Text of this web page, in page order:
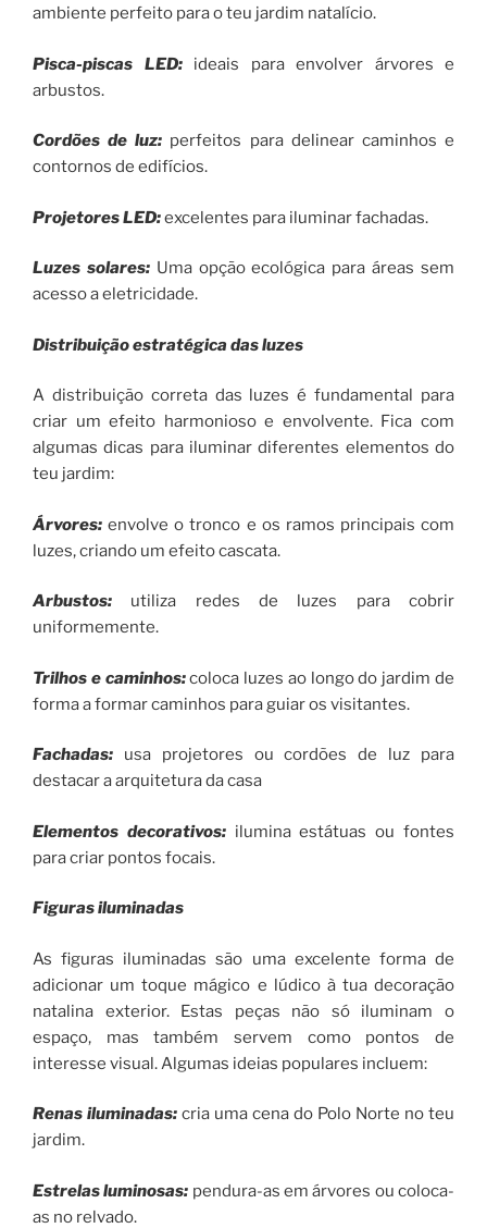
ambiente perfeito para o teu jardim natalício.
Pisca-piscas LED:ideais para envolver árvores e
arbustos.
Cordões de luz: perfeitos para delinear caminhos e
contornos de edifícios.
Projetores LED:excelentes para iluminar fachadas.
Luzes solares:Uma opção ecológica para áreas sem
acesso a eletricidade.
Distribuição estratégica das luzes
A distribuição correta das luzes é fundamental para
criar um efeito harmonioso e envolvente. Fica com
algumas dicas para iluminar diferentes elementos do
teu jardim:
Árvores: envolve o tronco e os ramos principais com
luzes, criando um efeito cascata.
Arbustos: utiliza redes de luzes para cobrir
uniformemente.
Trilhos e caminhos:coloca luzes ao longo do jardim de
forma a formar caminhos para guiar os visitantes.
Fachadas: usa projetores ou cordões de luz para
destacar a arquitetura da casa
Elementos decorativos:ilumina estátuas ou fontes
para criar pontos focais.
Figuras iluminadas
As figuras iluminadas são uma excelente forma de
adicionar um toque mágico e lúdico à tua decoração
natalina exterior. Estas peças não só iluminam o
espaço, mas também servem como pontos de
interesse visual. Algumas ideias populares incluem:
Renas iluminadas: cria uma cena do Polo Norte no teu
jardim.
Estrelas luminosas: pendura-as em árvores ou coloca-
as no relvado.